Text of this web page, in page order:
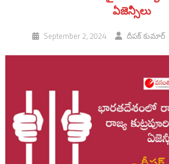
ఏజెన్సీలు
September 2, 2024 దీపక్ కుమార్